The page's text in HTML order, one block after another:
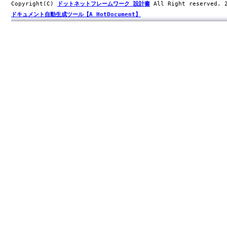
Copyright(C) ドットネットフレームワーク 設計書 All Right reserved.
ドキュメント自動生成ツール【A HotDocument】